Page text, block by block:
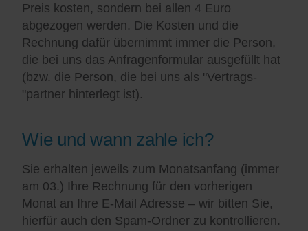
Preis kosten, sondern bei allen 4 Euro
abgezogen werden. Die Kosten und die
Rechnung dafür übernimmt immer die Person,
die bei uns das Anfragenformular ausgefüllt hat
(bzw. die Person, die bei uns als "Vertrags-
"partner hinterlegt ist).
Wie und wann zahle ich?
Sie erhalten jeweils zum Monatsanfang (immer
am 03.) Ihre Rechnung für den vorherigen
Monat an Ihre E-Mail Adresse – wir bitten Sie,
hierfür auch den Spam-Ordner zu kontrollieren.